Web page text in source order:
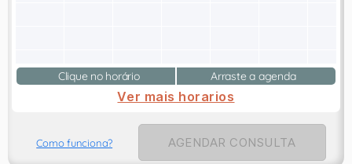
Clique no horário Arraste a agenda
Ver mais horarios
Como funciona? AGENDAR CONSULTA